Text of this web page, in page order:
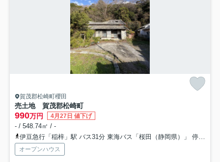
賀茂郡松崎町櫻田
売土地 賀茂郡松崎町
990万円 4月27日 値下げ
- / 548.74㎡ / -
伊豆急行「稲梓」駅 バス31分 東海バス「桜田（静岡県）」 停歩6分
オープンハウス